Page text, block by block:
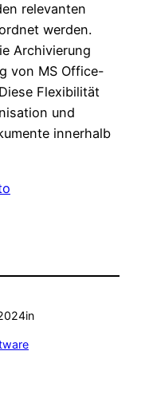
relevanten
werden.
Archivierung
von MS Office-
Flexibilität
und
innerhalb
in